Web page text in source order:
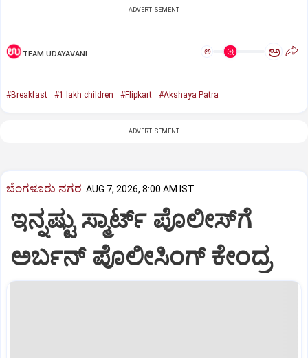
ADVERTISEMENT
TEAM UDAYAVANI ಅ ಅ
#Breakfast #1 lakh children #Flipkart #Akshaya Patra
ADVERTISEMENT
ಬೆಂಗಳೂರು ನಗರ AUG 7, 2026, 8:00 AM IST
ಇನ್ನಷ್ಟು ಸ್ಮಾರ್ಟ್‌ ಪೊಲೀಸ್‌ಗೆ
ಅರ್ಬನ್‌ ಪೊಲೀಸಿಂಗ್‌ ಕೇಂದ್ರ